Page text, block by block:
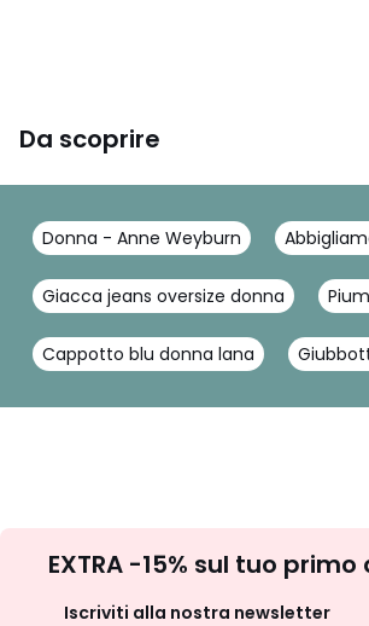
Da scoprire
Donna - Anne Weyburn
Giacca jeans oversize donna
Cappotto blu donna lana
EXTRA -15% sul tuo
Iscriviti alla nostra newsletter